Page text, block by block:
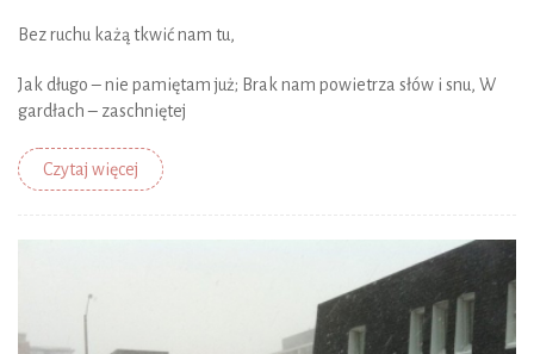
Bez ruchu każą tkwić nam tu,
Jak długo – nie pamiętam już; Brak nam powietrza słów i snu, W
gardłach – zaschniętej
Czytaj więcej